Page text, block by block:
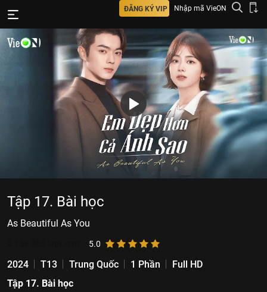
ĐĂNG KÝ VIP Nhập mã VieON
Tập 17. Bài học
As Beautiful As You
5.0
2024 T13 Trung Quốc 1 Phần
Full HD
Tập 17. Bài học